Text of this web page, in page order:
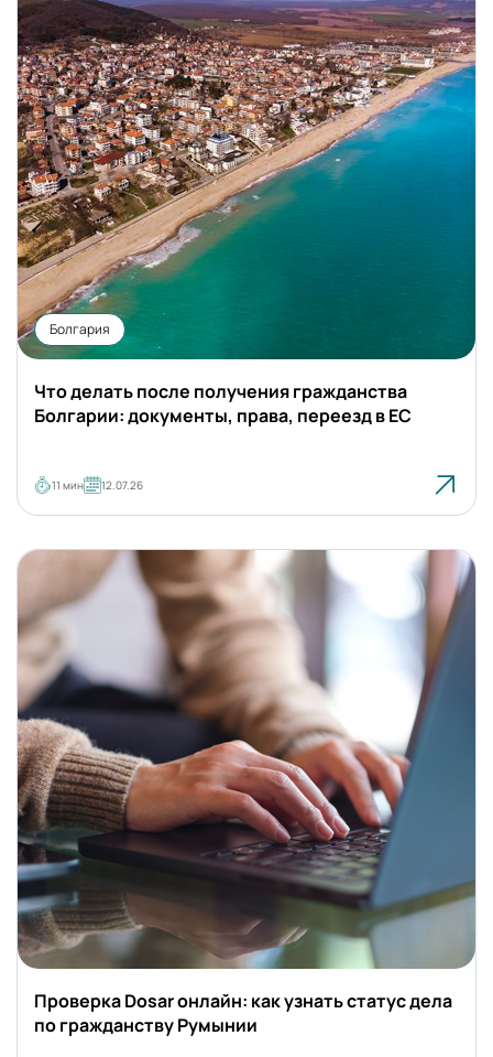
Болгария
Что делать после получения гражданства
Болгарии: документы, права, переезд в ЕС
11 мин 12.07.26
Румыния
Проверка Dosar онлайн: как узнать статус дела
по гражданству Румынии